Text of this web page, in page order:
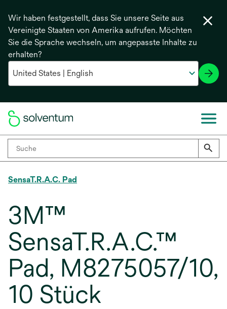
Wir haben festgestellt, dass Sie unsere Seite aus
Vereinigte Staaten von Amerika aufrufen. Möchten
Sie die Sprache wechseln, um angepasste Inhalte zu
erhalten?
SensaT.R.A.C. Pad
3M™
SensaT.R.A.C.™
Pad, M8275057/10,
10 Stück